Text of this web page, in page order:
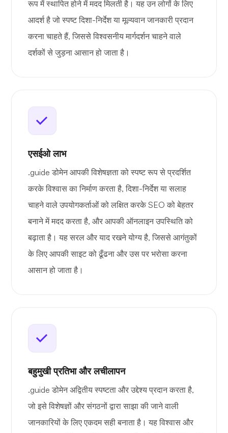
रूप में स्थापित होने में मदद मिलती है। यह उन लोगों के लिए
आदर्श है जो स्पष्ट दिशा-निर्देश या मूल्यवान जानकारी प्रदान
करना चाहते हैं, जिससे विश्वसनीय मार्गदर्शन चाहने वाले
दर्शकों से जुड़ना आसान हो जाता है।
एसईओ लाभ
.guide डोमेन आपकी विशेषज्ञता को स्पष्ट रूप से प्रदर्शित
करके विश्वास का निर्माण करता है, दिशा-निर्देश या सलाह
चाहने वाले उपयोगकर्ताओं को लक्षित करके SEO को बेहतर
बनाने में मदद करता है, और आपकी ऑनलाइन उपस्थिति को
बढ़ाता है। यह सरल और याद रखने योग्य है, जिससे आगंतुकों
के लिए आपकी साइट को ढूँढना और उस पर भरोसा करना
आसान हो जाता है।
बहुमुखी प्रतिभा और लचीलापन
.guide डोमेन अद्वितीय स्पष्टता और उद्देश्य प्रदान करता है,
जो इसे विशेषज्ञों और संगठनों द्वारा साझा की जाने वाली
जानकारियों के लिए एकदम सही बनाता है। यह विश्वास और